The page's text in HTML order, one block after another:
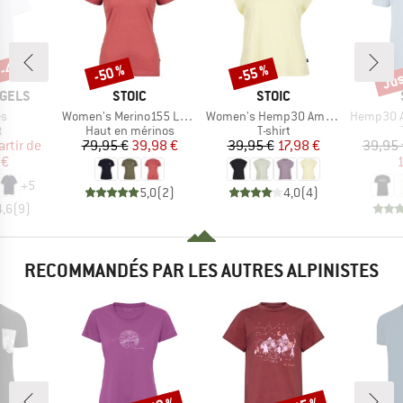
group
réduit
de
+5
(9)
%
MARQUE
STOIC
Article
Women's Merino155 LaholmSt. T-Shirt Daisy Flower
Product group
Haut en mérinos
Prix
79,95 €Prix réduit
39,98 €
5,0(2)
Remise
-50 %
MARQUE
STOIC
Article
Women's Hemp30 AmalSt. Top II
Product group
T-shirt
Prix
39,95 €Prix réduit
17,98 €
4,0(4)
Remise
-55 %
Article
Hemp30
39,95
RECOMMANDÉS PAR LES AUTRES ALPINISTES